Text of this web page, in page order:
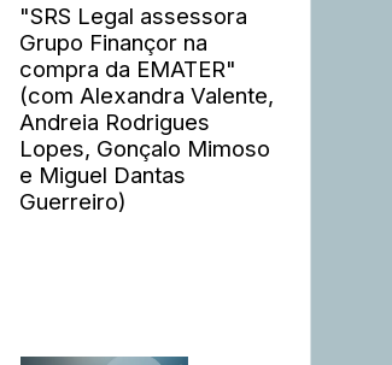
"SRS Legal assessora
Grupo Finançor na
compra da EMATER"
(com Alexandra Valente,
Andreia Rodrigues
Lopes, Gonçalo Mimoso
e Miguel Dantas
Guerreiro)